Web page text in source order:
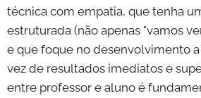
técnica com empatia, que tenha
estruturada (não apenas "vamos
e que foque no desenvolvimento
vez de resultados imediatos e
entre professor e aluno é